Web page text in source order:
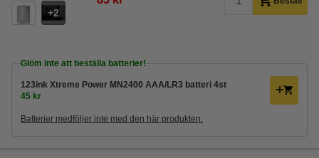
2
Glöm inte att beställa batterier!
123ink Xtreme Power MN2400 AAA/LR3 batteri 4st
45 kr
Batterier medföljer inte med den här produkten.